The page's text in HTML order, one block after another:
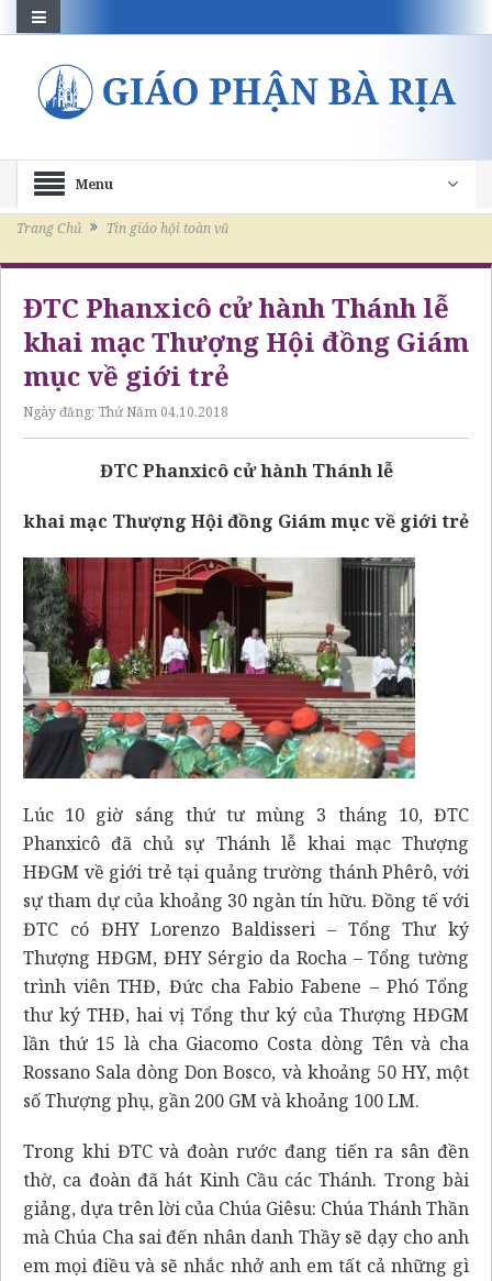
Menu
Trang Chủ Tin giáo hội toàn vũ
ĐTC Phanxicô cử hành Thánh lễ
khai mạc Thượng Hội đồng Giám
mục về giới trẻ
Ngày đăng: Thứ Năm 04.10.2018
ĐTC Phanxicô cử hành Thánh lễ
khai mạc Thượng Hội đồng Giám mục về giới trẻ
Lúc 10 giờ sáng thứ tư mùng 3 tháng 10, ĐTC
Phanxicô đã chủ sự Thánh lễ khai mạc Thượng
HĐGM về giới trẻ tại quảng trường thánh Phêrô, với
sự tham dự của khoảng 30 ngàn tín hữu. Đồng tế với
ĐTC có ĐHY Lorenzo Baldisseri – Tổng Thư ký
Thượng HĐGM, ĐHY Sérgio da Rocha – Tổng tường
trình viên THĐ, Đức cha Fabio Fabene – Phó Tổng
thư ký THĐ, hai vị Tổng thư ký của Thượng HĐGM
lần thứ 15 là cha Giacomo Costa dòng Tên và cha
Rossano Sala dòng Don Bosco, và khoảng 50 HY, một
số Thượng phụ, gần 200 GM và khoảng 100 LM.
Trong khi ĐTC và đoàn rước đang tiến ra sân đền
thờ, ca đoàn đã hát Kinh Cầu các Thánh. Trong bài
giảng, dựa trên lời của Chúa Giêsu: Chúa Thánh Thần
mà Chúa Cha sai đến nhân danh Thầy sẽ dạy cho anh
em mọi điều và sẽ nhắc nhở anh em tất cả những gì